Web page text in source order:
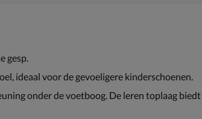
gesp.
ideaal voor de gevoeligere kinderschoenen.
onder de voetboog. De leren toplaag biedt